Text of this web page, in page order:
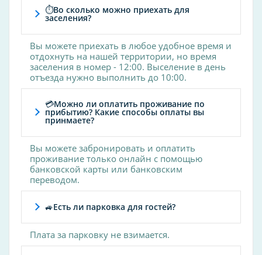
Детский клуб
Ресторан
Спортивные мероприятия
бассейн
волейбол
футбол
Другие услуги
Интернет
номера для некурящих
обслуживание номеров
холодильник
прачечная
⏱Во сколько можно приехать для
заселения?
Вы можете приехать в любое удобное время и
отдохнуть на нашей территории, но время
заселения в номер - 12:00. Выселение в день
отъезда нужно выполнить до 10:00.
💳Можно ли оплатить проживание по
прибытию? Какие способы оплаты вы
принмаете?
Вы можете забронировать и оплатить
проживание только онлайн с помощью
банковской карты или банковским
переводом.
🚙Есть ли парковка для гостей?
Плата за парковку не взимается.